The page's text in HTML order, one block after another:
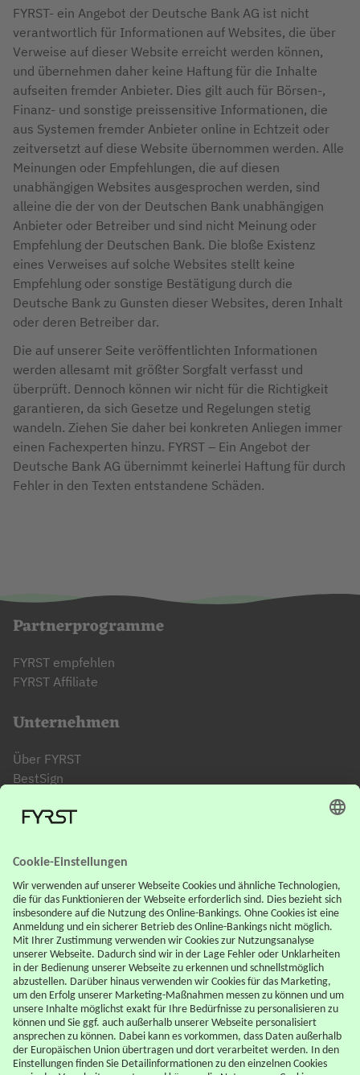
FYRST- ein Angebot der Deutsche Bank AG ist nicht
verantwortlich für Informationen auf Websites, die über
Verweise auf dieser Website erreicht werden können,
und übernehmen daher keine Haftung für die Inhalte
aufseiten fremder Anbieter. Dies gilt auch für Börsen-,
Finanz- und sonstige preissensitive Informationen, die
aus Systemen fremder Anbieter online in Echtzeit oder
zeitversetzt auf diese Website übernommen werden. Alle
Meinungen oder Empfehlungen, die auf diesen
unabhängigen Websites ausgesprochen werden, sind
alleine die der von der Deutschen Bank unabhängigen
Anbieter oder Betreiber und sind nicht Meinung oder
Empfehlung der Deutschen Bank. Die bloße Existenz
eines Verweises auf solche Websites stellt keine
Empfehlung oder sonstige Bestätigung durch die
Deutsche Bank zu Gunsten dieser Websites, deren Inhalt
oder deren Betreiber dar.
Die auf unserer Seite veröffentlichten Informationen
werden allesamt mit größter Sorgfalt verfasst und
überprüft. Dennoch können wir nicht für die Richtigkeit
garantieren, da sich Gesetze und Regelungen stetig
wandeln. Ziehen Sie daher bei konkreten Anliegen immer
einen Fachexperten hinzu. FYRST – Ein Angebot der
Deutsche Bank AG übernimmt keinerlei Haftung für durch
Fehler in den Texten entstandene Schäden.
Partnerprogramme
FYRST empfehlen
FYRST Affiliate
Unternehmen
Über FYRST
BestSign
FYRST Affiliate
Support
FAQ
Downloadcenter
Karte sperren
Kontowechselservice
Rechtliches
AGB
Impressum
Datenschutz